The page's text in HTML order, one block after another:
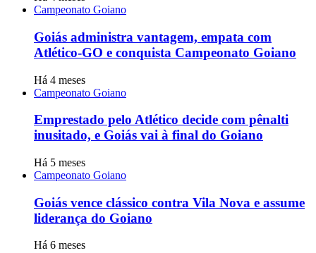
Campeonato Goiano
Goiás administra vantagem, empata com
Atlético-GO e conquista Campeonato Goiano
Há 4 meses
Campeonato Goiano
Emprestado pelo Atlético decide com pênalti
inusitado, e Goiás vai à final do Goiano
Há 5 meses
Campeonato Goiano
Goiás vence clássico contra Vila Nova e assume
liderança do Goiano
Há 6 meses